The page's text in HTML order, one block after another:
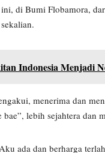
di Bumi Flobamora,
Indonesia Menjadi
menerima dan
lebih sejahtera dan
ada dan berharga